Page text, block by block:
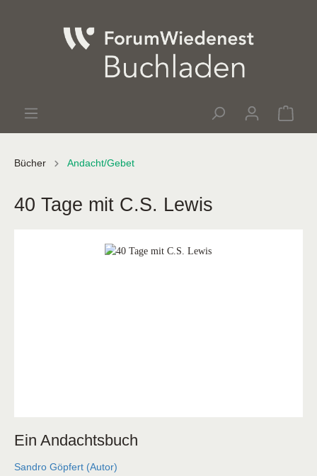
Bücher Andacht/Gebet
40 Tage mit C.S. Lewis
Ein Andachtsbuch
Sandro Göpfert (Autor)